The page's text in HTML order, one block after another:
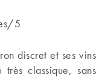
5
discret et ses vins
classique, sans